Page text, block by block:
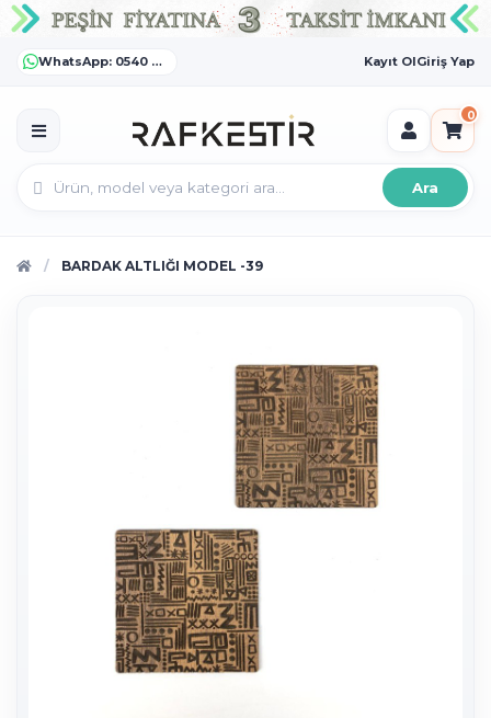
WhatsApp: 0540 372 55 55 Kayıt OlGiriş Yap
0
Ara
BARDAK ALTLIĞI MODEL -39